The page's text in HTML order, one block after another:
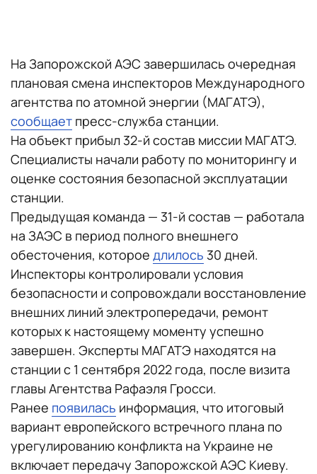
На Запорожской АЭС завершилась очередная
плановая смена инспекторов Международного
агентства по атомной энергии (МАГАТЭ),
сообщает пресс-служба станции.
На объект прибыл 32-й состав миссии МАГАТЭ.
Специалисты начали работу по мониторингу и
оценке состояния безопасной эксплуатации
станции.
Предыдущая команда — 31-й состав — работала
на ЗАЭС в период полного внешнего
обесточения, которое длилось 30 дней.
Инспекторы контролировали условия
безопасности и сопровождали восстановление
внешних линий электропередачи, ремонт
которых к настоящему моменту успешно
завершен. Эксперты МАГАТЭ находятся на
станции с 1 сентября 2022 года, после визита
главы Агентства Рафаэля Гросси.
Ранее появилась информация, что итоговый
вариант европейского встречного плана по
урегулированию конфликта на Украине не
включает передачу Запорожской АЭС Киеву.